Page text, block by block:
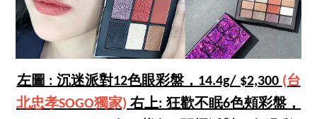
左圖 : 沉迷派對12色眼彩盤，14.4g/ $2,300 (台
北忠孝SOGO獨家) 右上: 狂歡不眠6色頰彩盤，